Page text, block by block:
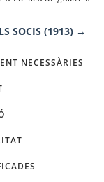
SOCIS (1913) →
NECESSÀRIES